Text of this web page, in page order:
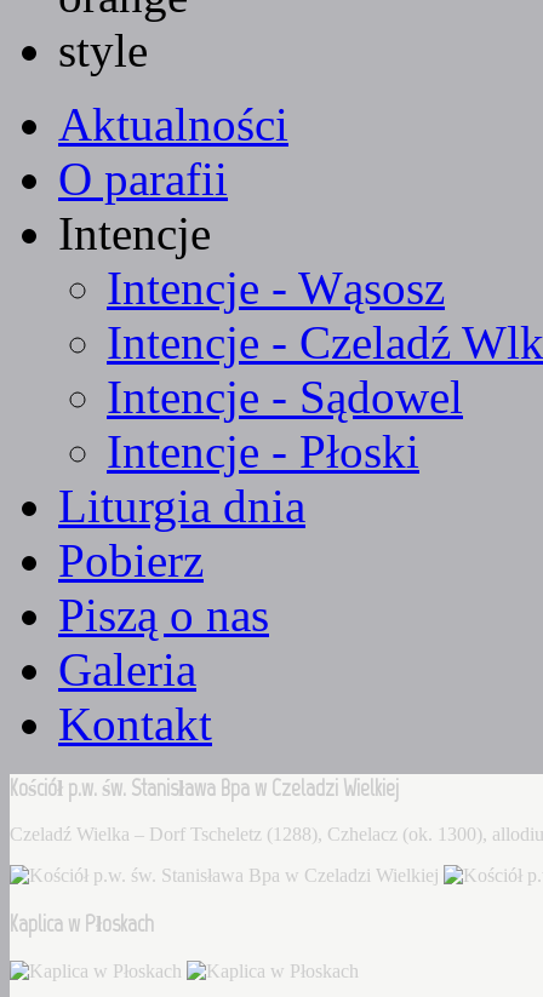
Aktualności
O parafii
Intencje
Intencje - Wąsosz
Intencje - Czeladź
Intencje - Sądowel
Intencje - Płoski
Liturgia dnia
Pobierz
Piszą o nas
Galeria
Kontakt
Kościół p.w. św. Stanisława Bpa w Czeladzi Wielkiej
Czeladź Wielka – Dorf Tscheletz (1288), Czhelacz (ok. 1300),
Kaplica w Płoskach